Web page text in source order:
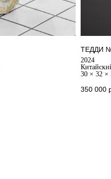
ТЕДДИ
2024
30 × 32 ×
350 000